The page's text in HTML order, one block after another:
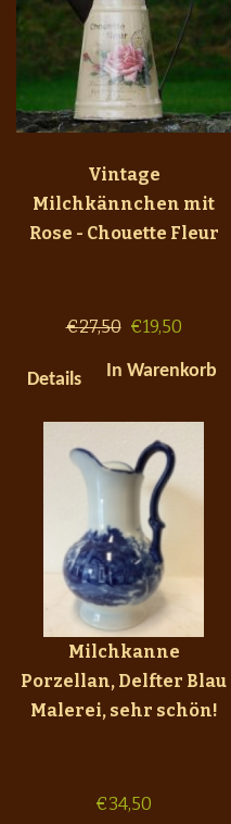
Vintage
Milchkännchen mit
Rose - Chouette Fleur
€27,50 €19,50
Details In Warenkorb
Milchkanne
Porzellan, Delfter Blau
Malerei, sehr schön!
€34,50